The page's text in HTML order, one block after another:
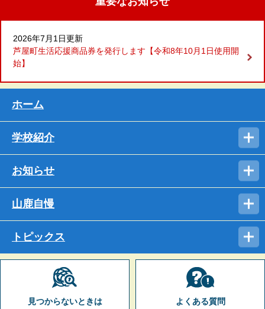
2026年7月1日更新
芦屋町生活応援商品券を発行します【令和8年10月1日使用開
始】
ホーム
学校紹介
お知らせ
山鹿自慢
トピックス
見つからないときは よくある質問